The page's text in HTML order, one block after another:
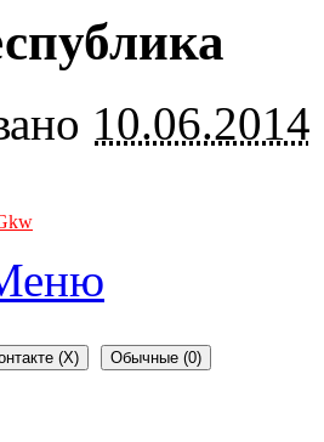
10.06.2014
kw
(X) Обычные (0)